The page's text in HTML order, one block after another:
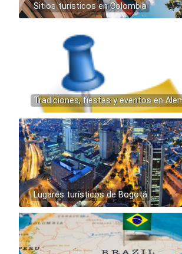
Sitios turísticos en Colombia
Tradiciones, fiestas y eventos en
Lugares turísticos de Bogotá